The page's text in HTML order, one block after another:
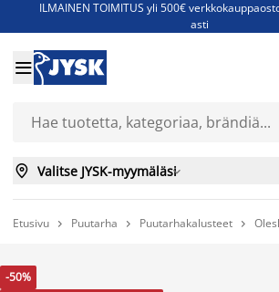
ILMAINEN TOIMITUS yli 500€
asti
Jenkkisänkyjä - Säästä jopa 60%

 Valitse JYSK-myymäläsi
Etusivu  Puutarha  Puutarhakalusteet 
-50%